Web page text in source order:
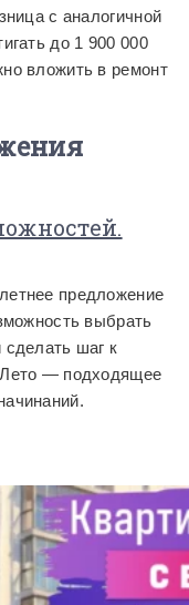
с аналогичной
до 1 900 000
вложить в ремонт
предложение
выбрать
шаг к
— подходящее